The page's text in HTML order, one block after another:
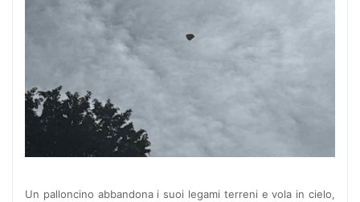
Un palloncino abbandona i suoi legami terreni e vola in cielo,